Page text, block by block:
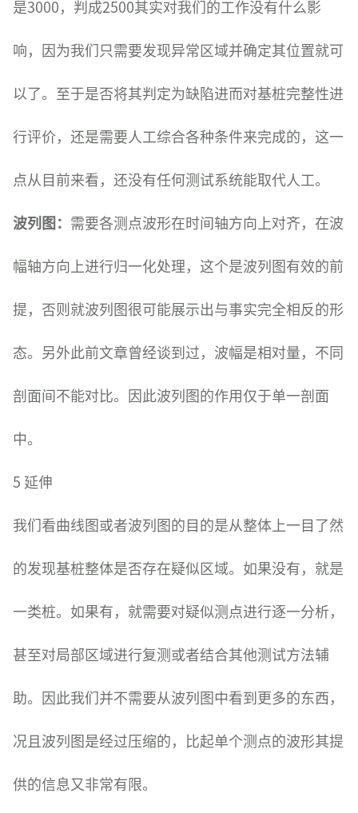
是3000，判成2500其实对我们的工作没有什么影
响，因为我们只需要发现异常区域并确定其位置就可
以了。至于是否将其判定为缺陷进而对基桩完整性进
行评价，还是需要人工综合各种条件来完成的，这一
点从目前来看，还没有任何测试系统能取代人工。
波列图： 需要各测点波形在时间轴方向上对齐，在波
幅轴方向上进行归一化处理，这个是波列图有效的前
提，否则就波列图很可能展示出与事实完全相反的形
态。另外此前文章曾经谈到过，波幅是相对量，不同
剖面间不能对比。因此波列图的作用仅于单一剖面
中。
5 延伸
我们看曲线图或者波列图的目的是从整体上一目了然
的发现基桩整体是否存在疑似区域。如果没有，就是
一类桩。如果有，就需要对疑似测点进行逐一分析，
甚至对局部区域进行复测或者结合其他测试方法辅
助。因此我们并不需要从波列图中看到更多的东西，
况且波列图是经过压缩的，比起单个测点的波形其提
供的信息又非常有限。